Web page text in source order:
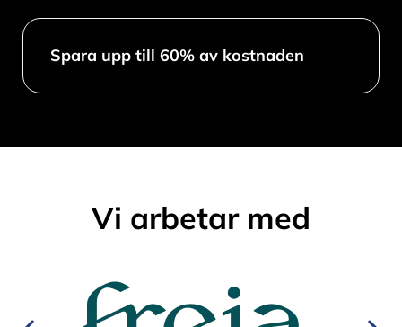
Spara upp till 60% av kostnaden
Vi arbetar med